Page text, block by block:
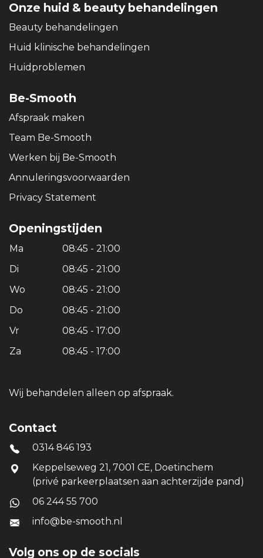
Onze huid & beauty behandelingen
Beauty behandelingen
Huid klinische behandelingen
Huidproblemen
Be-Smooth
Afspraak maken
Team Be-Smooth
Werken bij Be-Smooth
Annuleringsvoorwaarden
Privacy Statement
Openingstijden
Ma
08:45 - 21:00
Di
08:45 - 21:00
Wo
08:45 - 21:00
Do
08:45 - 21:00
Vr
08:45 - 17:00
Za
08:45 - 17:00
Wij behandelen alleen op afspraak.
Contact
0314 846 193
Keppelseweg 21, 7001 CE, Doetinchem
(privé parkeerplaatsen aan achterzijde pand)
06 244 55 700
info@be-smooth.nl
Volg ons op de socials